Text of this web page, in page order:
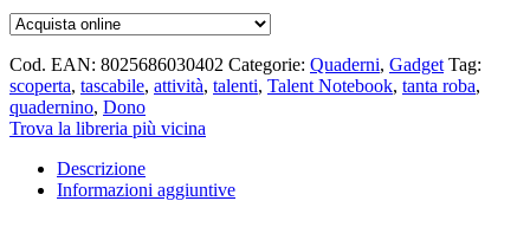
Cod. EAN: 8025686030402 Categorie: Quaderni, Gadget Tag:
scoperta, tascabile, attività, talenti, Talent Notebook, tanta roba,
quadernino, Dono
Trova la libreria più vicina
Descrizione
Informazioni aggiuntive